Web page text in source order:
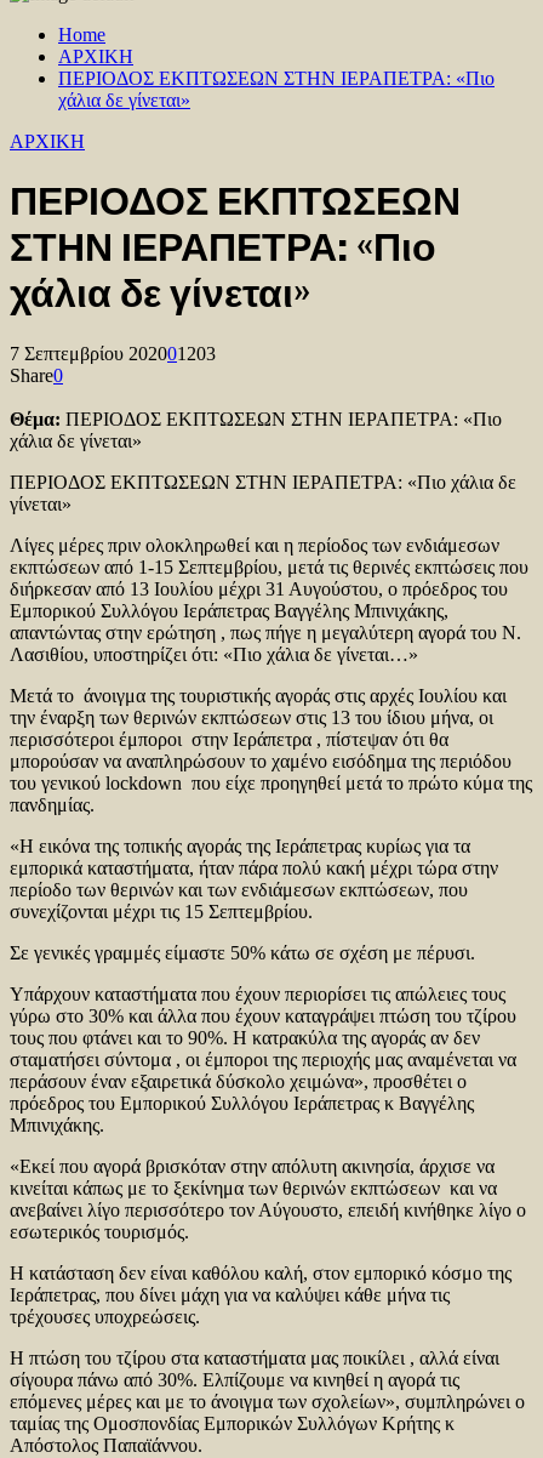
Home
ΑΡΧΙΚΗ
ΠΕΡΙΟΔΟΣ ΕΚΠΤΩΣΕΩΝ ΣΤΗΝ ΙΕΡΑΠΕΤΡΑ: «Πιο
χάλια δε γίνεται»
ΑΡΧΙΚΗ
ΠΕΡΙΟΔΟΣ ΕΚΠΤΩΣΕΩΝ
ΣΤΗΝ ΙΕΡΑΠΕΤΡΑ: «Πιο
χάλια δε γίνεται»
7 Σεπτεμβρίου 202001203
Share0
Θέμα: ΠΕΡΙΟΔΟΣ ΕΚΠΤΩΣΕΩΝ ΣΤΗΝ ΙΕΡΑΠΕΤΡΑ: «Πιο
χάλια δε γίνεται»
ΠΕΡΙΟΔΟΣ ΕΚΠΤΩΣΕΩΝ ΣΤΗΝ ΙΕΡΑΠΕΤΡΑ: «Πιο χάλια δε
γίνεται»
Λίγες μέρες πριν ολοκληρωθεί και η περίοδος των ενδιάμεσων
εκπτώσεων από 1-15 Σεπτεμβρίου, μετά τις θερινές εκπτώσεις που
διήρκεσαν από 13 Ιουλίου μέχρι 31 Αυγούστου, ο πρόεδρος του
Εμπορικού Συλλόγου Ιεράπετρας Βαγγέλης Μπινιχάκης,
απαντώντας στην ερώτηση , πως πήγε η μεγαλύτερη αγορά του Ν.
Λασιθίου, υποστηρίζει ότι: «Πιο χάλια δε γίνεται…»
Μετά το άνοιγμα της τουριστικής αγοράς στις αρχές Ιουλίου και
την έναρξη των θερινών εκπτώσεων στις 13 του ίδιου μήνα, οι
περισσότεροι έμποροι στην Ιεράπετρα , πίστεψαν ότι θα
μπορούσαν να αναπληρώσουν το χαμένο εισόδημα της περιόδου
του γενικού lockdown που είχε προηγηθεί μετά το πρώτο κύμα της
πανδημίας.
«Η εικόνα της τοπικής αγοράς της Ιεράπετρας κυρίως για τα
εμπορικά καταστήματα, ήταν πάρα πολύ κακή μέχρι τώρα στην
περίοδο των θερινών και των ενδιάμεσων εκπτώσεων, που
συνεχίζονται μέχρι τις 15 Σεπτεμβρίου.
Σε γενικές γραμμές είμαστε 50% κάτω σε σχέση με πέρυσι.
Υπάρχουν καταστήματα που έχουν περιορίσει τις απώλειες τους
γύρω στο 30% και άλλα που έχουν καταγράψει πτώση του τζίρου
τους που φτάνει και το 90%. Η κατρακύλα της αγοράς αν δεν
σταματήσει σύντομα , οι έμποροι της περιοχής μας αναμένεται να
περάσουν έναν εξαιρετικά δύσκολο χειμώνα», προσθέτει ο
πρόεδρος του Εμπορικού Συλλόγου Ιεράπετρας κ Βαγγέλης
Μπινιχάκης.
«Εκεί που αγορά βρισκόταν στην απόλυτη ακινησία, άρχισε να
κινείται κάπως με το ξεκίνημα των θερινών εκπτώσεων και να
ανεβαίνει λίγο περισσότερο τον Αύγουστο, επειδή κινήθηκε λίγο ο
εσωτερικός τουρισμός.
Η κατάσταση δεν είναι καθόλου καλή, στον εμπορικό κόσμο της
Ιεράπετρας, που δίνει μάχη για να καλύψει κάθε μήνα τις
τρέχουσες υποχρεώσεις.
Η πτώση του τζίρου στα καταστήματα μας ποικίλει , αλλά είναι
σίγουρα πάνω από 30%. Ελπίζουμε να κινηθεί η αγορά τις
επόμενες μέρες και με το άνοιγμα των σχολείων», συμπληρώνει ο
ταμίας της Ομοσπονδίας Εμπορικών Συλλόγων Κρήτης κ
Απόστολος Παπαϊάννου.